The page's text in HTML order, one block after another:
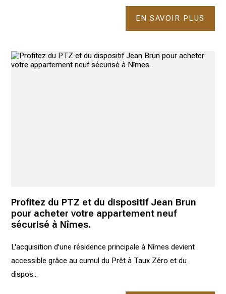
EN SAVOIR PLUS
Profitez du PTZ et du dispositif Jean Brun
pour acheter votre appartement neuf
sécurisé à Nîmes.
L'acquisition d'une résidence principale à Nîmes devient
accessible grâce au cumul du Prêt à Taux Zéro et du
dispos...